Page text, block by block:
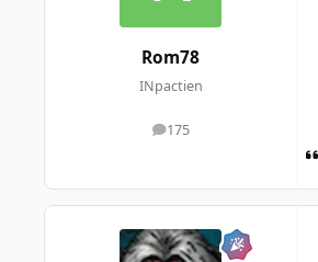
Rom78
INpactien
175
messages